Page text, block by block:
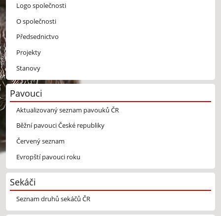
Logo společnosti
O společnosti
Předsednictvo
Projekty
Stanovy
Pavouci
Aktualizovaný seznam pavouků ČR
Běžní pavouci České republiky
Červený seznam
Evropští pavouci roku
Sekáči
Seznam druhů sekáčů ČR